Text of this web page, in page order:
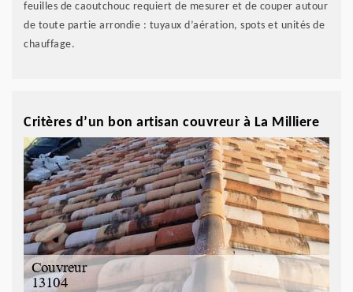
feuilles de caoutchouc requiert de mesurer et de couper autour
de toute partie arrondie : tuyaux d’aération, spots et unités de
chauffage.
Critères d’un bon artisan couvreur à La Milliere